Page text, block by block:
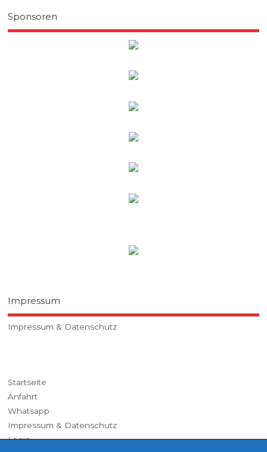
Sponsoren
Impressum
Impressum & Datenschutz
Startseite
Anfahrt
Whatsapp
Impressum & Datenschutz
Login